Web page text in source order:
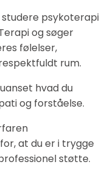
psykoterapi
og søger
følelser,
rum.
hvad du
og forståelse.
at du er i trygge
støtte.